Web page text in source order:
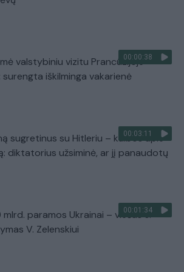
00:00:38
valstybiniu vizitu Prancūzijoje
surengta iškilminga vakarienė
00:03:11
sugretinus su Hitleriu – kalbos apie
diktatorius užsiminė, ar jį panaudotų
00:01:34
paramos Ukrainai – viešas J.
V. Zelenskiui